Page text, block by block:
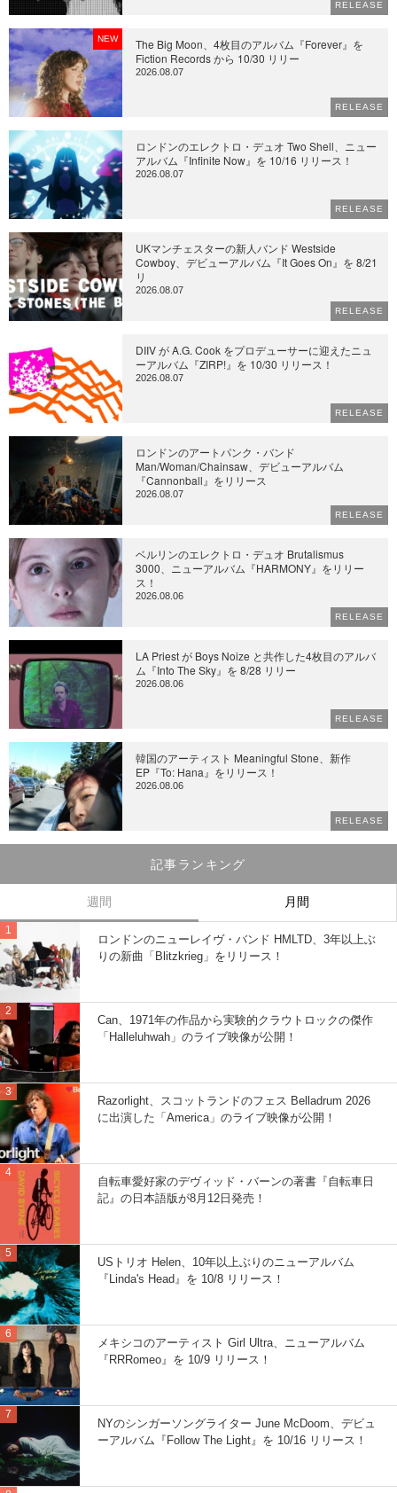
RELEASE
NEW
The Big Moon、4枚目のアルバム『Forever』を
Fiction Records から 10/30 リリー
2026.08.07
RELEASE
ロンドンのエレクトロ・デュオ Two Shell、ニュー
アルバム『Infinite Now』を 10/16 リリース！
2026.08.07
RELEASE
UKマンチェスターの新人バンド Westside
Cowboy、デビューアルバム『It Goes On』を 8/21
リ
2026.08.07
RELEASE
DIIV が A.G. Cook をプロデューサーに迎えたニュ
ーアルバム『ZIRP!』を 10/30 リリース！
2026.08.07
RELEASE
ロンドンのアートパンク・バンド
Man/Woman/Chainsaw、デビューアルバム
『Cannonball』をリリース
2026.08.07
RELEASE
ベルリンのエレクトロ・デュオ Brutalismus
3000、ニューアルバム『HARMONY』をリリー
ス！
2026.08.06
RELEASE
LA Priest が Boys Noize と共作した4枚目のアルバ
ム『Into The Sky』を 8/28 リリー
2026.08.06
RELEASE
韓国のアーティスト Meaningful Stone、新作
EP『To: Hana』をリリース！
2026.08.06
RELEASE
記事ランキング
週間 月間
ロンドンのニューレイヴ・バンド HMLTD、3年以上ぶ
りの新曲「Blitzkrieg」をリリース！
Can、1971年の作品から実験的クラウトロックの傑作
「Halleluhwah」のライブ映像が公開！
Razorlight、スコットランドのフェス Belladrum 2026
に出演した「America」のライブ映像が公開！
自転車愛好家のデヴィッド・バーンの著書『自転車日
記』の日本語版が8月12日発売！
USトリオ Helen、10年以上ぶりのニューアルバム
『Linda's Head』を 10/8 リリース！
メキシコのアーティスト Girl Ultra、ニューアルバム
『RRRomeo』を 10/9 リリース！
NYのシンガーソングライター June McDoom、デビュ
ーアルバム『Follow The Light』を 10/16 リリース！